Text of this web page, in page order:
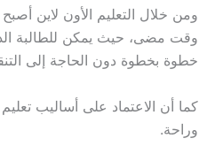
ومن خلال التعليم الأون لاين
وقت مضى، حيث يمكن للطالبة
خطوة بخطوة دون الحاجة إلى
كما أن الاعتماد على أساليب
وراحة.